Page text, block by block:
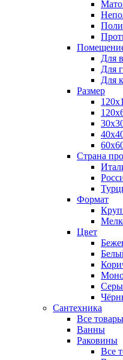
Для
Для
Для
Размер
Страна
Формат
Цвет
Сантехника
Все
Ванны
Раковины
Все